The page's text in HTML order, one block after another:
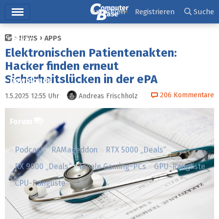
Ticker
Tests
Downloads
Preisvergleich
Forum
Podcast RAMageddon
RTX 5000 „Deals“
RX 9000 „Deals“
Ideale Gaming-PCs
GPU-Rangliste
CPU-Rangliste
Anmelden Registrieren Suche
NEWS APPS
Elektronischen Patientenakten:
Hacker finden erneut
Sicherheitslücken in der ePA
1.5.2025 12:55 Uhr Andreas Frischholz 206 Kommentare